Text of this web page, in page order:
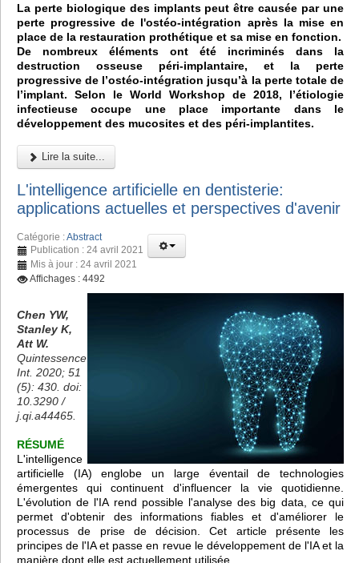
La perte biologique des implants peut être causée par une
perte progressive de l'ostéo-intégration après la mise en
place de la restauration prothétique et sa mise en fonction.
De nombreux éléments ont été incriminés dans la
destruction osseuse péri-implantaire, et la perte
progressive de l’ostéo-intégration jusqu’à la perte totale de
l’implant. Selon le World Workshop de 2018, l’étiologie
infectieuse occupe une place importante dans le
développement des mucosites et des péri-implantites.
Lire la suite...
L'intelligence artificielle en dentisterie:
applications actuelles et perspectives d'avenir
Catégorie :Abstract
Publication : 24 avril 2021
Mis à jour : 24 avril 2021
Affichages : 4492
Chen YW,
Stanley K,
Att W.
Quintessence
Int. 2020; 51
(5): 430. doi:
10.3290 /
j.qi.a44465.
RÉSUMÉ
L'intelligence
artificielle (IA) englobe un large éventail de technologies
émergentes qui continuent d'influencer la vie quotidienne.
L'évolution de l'IA rend possible l'analyse des big data, ce qui
permet d'obtenir des informations fiables et d'améliorer le
processus de prise de décision. Cet article présente les
principes de l'IA et passe en revue le développement de l'IA et la
manière dont elle est actuellement utilisée.